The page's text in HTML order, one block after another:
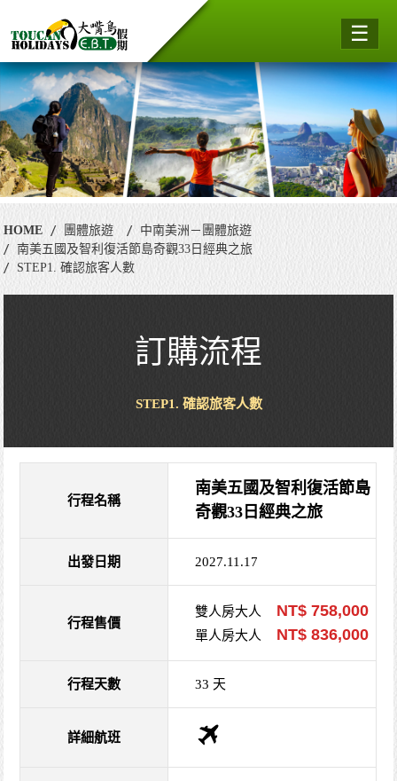
☰
HOME 團體旅遊
中南美洲－團體旅遊
南美五國及智利復活節島奇觀33日經典之旅
STEP1. 確認旅客人數
訂購流程
STEP1. 確認旅客人數
行程名稱
南美五國及智利復活節島
奇觀33日經典之旅
出發日期 2027.11.17
行程售價
雙人房大人 NT$ 758,000
單人房大人 NT$ 836,000
行程天數 33 天
詳細航班